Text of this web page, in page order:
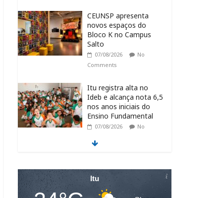
CEUNSP apresenta
novos espaços do
Bloco K no Campus
Salto
07/08/2026
No
Comments
Itu registra alta no
Ideb e alcança nota 6,5
nos anos iniciais do
Ensino Fundamental
07/08/2026
No
Franciscanas realizam
ação solidária em
benefício do Lar Santo
Itu